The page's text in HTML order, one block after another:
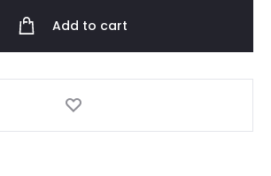
Add to cart